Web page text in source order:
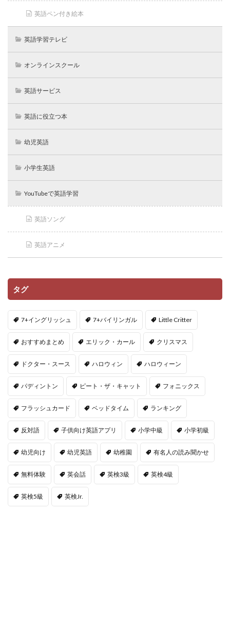
英語ペン付き絵本
英語学習テレビ
オンラインスクール
英語サービス
英語に役立つ本
幼児英語
小学生英語
YouTubeで英語学習
英語ソング
英語アニメ
タグ
7+イングリッシュ 7+バイリンガル Little Critter
おすすめまとめ エリック・カール クリスマス
ドクター・スース ハロウィン ハロウィーン
パディントン ピート・ザ・キャット フォニックス
フラッシュカード ベッドタイム ランキング
反対語 子供向け英語アプリ 小学中級 小学初級
幼児向け 幼児英語 幼稚園 有名人の読み聞かせ
無料体験 英会話 英検3級 英検4級
英検5級 英検Jr.